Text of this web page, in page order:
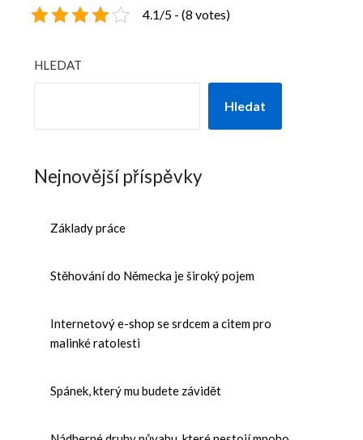
4.1/5 - (8 votes)
HLEDAT
Hledat
Nejnovější příspěvky
Základy práce
Stěhování do Německa je široký pojem
Internetový e-shop se srdcem a citem pro
malinké ratolesti
Spánek, který mu budete závidět